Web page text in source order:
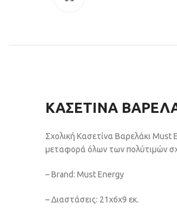
ΚΑΣΕΤΙΝΑ
Σχολική Κασετίνα Βαρελάκι Must
μεταφορά όλων των πολύτιμών
– Brand: Must Energy
– Διαστάσεις: 21x6x9 εκ.